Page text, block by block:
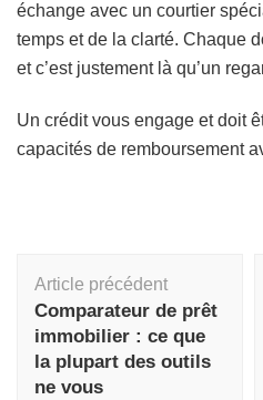
échange avec un courtier
temps et de la clarté. Chaque
et c’est justement là qu’un
Un crédit vous engage et doit
capacités de remboursement
d'article
Article précédent
Comparateur de prêt
immobilier : ce que
la plupart des outils
ne vous